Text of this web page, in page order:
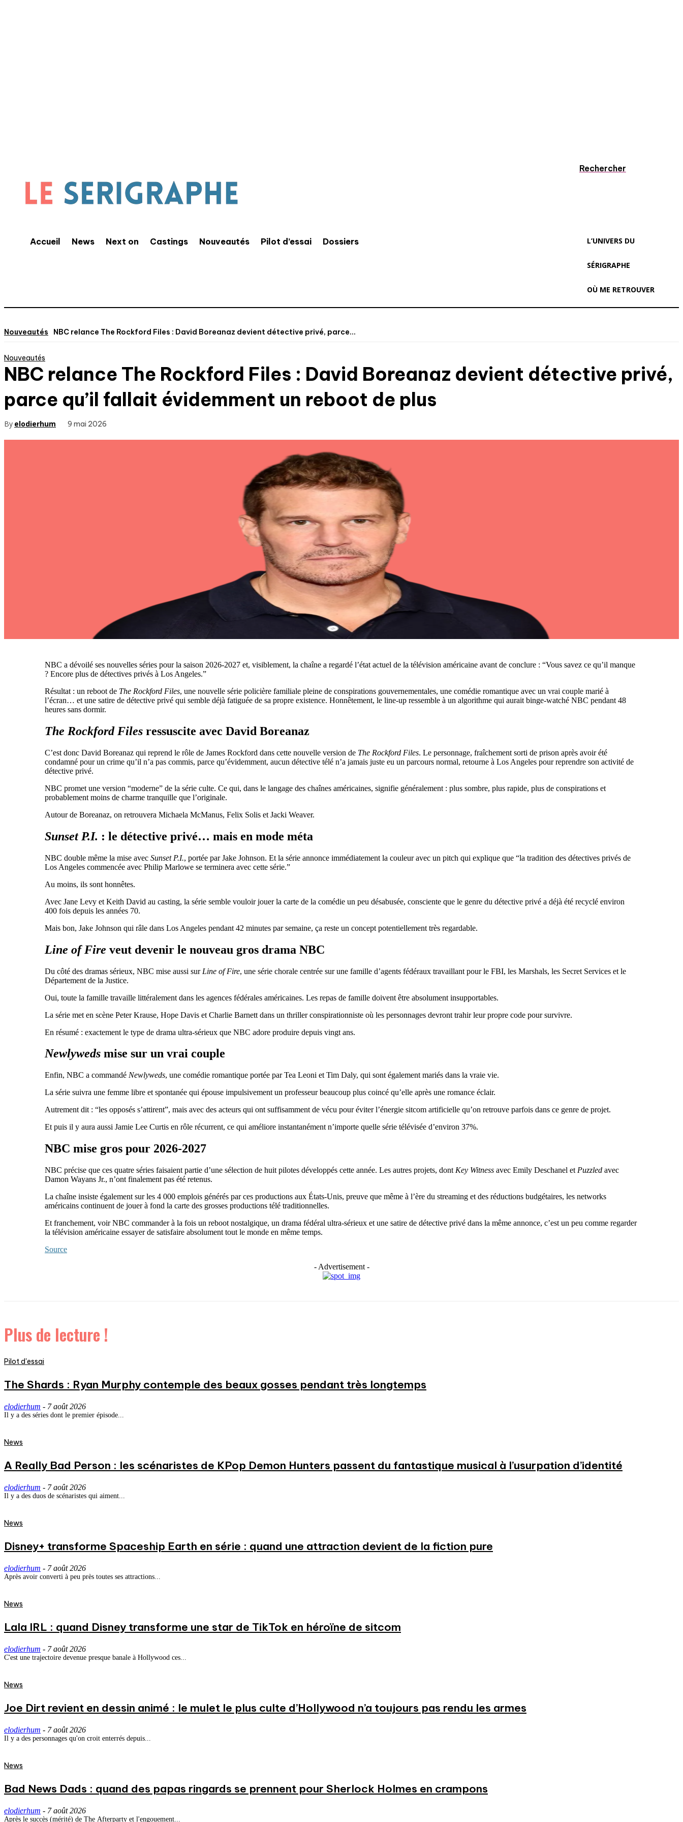
Accueil News Next on Castings Nouveautés Pilot d’essai Dossiers
Rechercher
L’UNIVERS DU
SÉRIGRAPHE
OÙ ME RETROUVER
Nouveautés NBC relance The Rockford Files : David Boreanaz devient détective privé, parce...
Nouveautés
NBC relance The Rockford Files : David Boreanaz devient détective privé,
parce qu’il fallait évidemment un reboot de plus
By elodierhum 9 mai 2026
NBC a dévoilé ses nouvelles séries pour la saison 2026-2027 et, visiblement, la chaîne a regardé l’état actuel de la télévision américaine avant de conclure : “Vous savez ce qu’il manque
? Encore plus de détectives privés à Los Angeles.”
Résultat : un reboot de The Rockford Files, une nouvelle série policière familiale pleine de conspirations gouvernementales, une comédie romantique avec un vrai couple marié à
l’écran… et une satire de détective privé qui semble déjà fatiguée de sa propre existence. Honnêtement, le line-up ressemble à un algorithme qui aurait binge-watché NBC pendant 48
heures sans dormir.
The Rockford Files ressuscite avec David Boreanaz
C’est donc David Boreanaz qui reprend le rôle de James Rockford dans cette nouvelle version de The Rockford Files. Le personnage, fraîchement sorti de prison après avoir été
condamné pour un crime qu’il n’a pas commis, parce qu’évidemment, aucun détective télé n’a jamais juste eu un parcours normal, retourne à Los Angeles pour reprendre son activité de
détective privé.
NBC promet une version “moderne” de la série culte. Ce qui, dans le langage des chaînes américaines, signifie généralement : plus sombre, plus rapide, plus de conspirations et
probablement moins de charme tranquille que l’originale.
Autour de Boreanaz, on retrouvera Michaela McManus, Felix Solis et Jacki Weaver.
Sunset P.I. : le détective privé… mais en mode méta
NBC double même la mise avec Sunset P.I., portée parJake Johnson. Et la série annonce immédiatement la couleur avec un pitch qui explique que “la tradition des détectives privés de
Los Angeles commencée avec Philip Marlowe se terminera avec cette série.”
Au moins, ils sont honnêtes.
Avec Jane Levy et Keith David au casting, la série semble vouloir jouer la carte de la comédie un peu désabusée, consciente que le genre du détective privé a déjà été recyclé environ
400 fois depuis les années 70.
Mais bon, Jake Johnson qui râle dans Los Angeles pendant 42 minutes par semaine, ça reste un concept potentiellement très regardable.
Line of Fire veut devenir le nouveau gros drama NBC
Du côté des dramas sérieux, NBC mise aussi sur Line of Fire, une série chorale centrée sur une famille d’agents fédéraux travaillant pour le FBI, les Marshals, les Secret Services et le
Département de la Justice.
Oui, toute la famille travaille littéralement dans les agences fédérales américaines. Les repas de famille doivent être absolument insupportables.
La série met en scène Peter Krause, Hope Davis et Charlie Barnett dans un thriller conspirationniste où les personnages devront trahir leur propre code pour survivre.
En résumé : exactement le type de drama ultra-sérieux que NBC adore produire depuis vingt ans.
Newlyweds mise sur un vrai couple
Enfin, NBC a commandé Newlyweds, une comédie romantique portée parTea Leoni et Tim Daly, qui sont également mariés dans la vraie vie.
La série suivra une femme libre et spontanée qui épouse impulsivement un professeur beaucoup plus coincé qu’elle après une romance éclair.
Autrement dit : “les opposés s’attirent”, mais avec des acteurs qui ont suffisamment de vécu pour éviter l’énergie sitcom artificielle qu’on retrouve parfois dans ce genre de projet.
Et puis il y aura aussi Jamie Lee Curtis en rôle récurrent, ce qui améliore instantanément n’importe quelle série télévisée d’environ 37%.
NBC mise gros pour 2026-2027
NBC précise que ces quatre séries faisaient partie d’une sélection de huit pilotes développés cette année. Les autres projets, dont Key Witness avec Emily Deschanel et Puzzled avec
Damon Wayans Jr., n’ont finalement pas été retenus.
La chaîne insiste également sur les 4 000 emplois générés par ces productions aux États-Unis, preuve que même à l’ère du streaming et des réductions budgétaires, les networks
américains continuent de jouer à fond la carte des grosses productions télé traditionnelles.
Et franchement, voir NBC commander à la fois un reboot nostalgique, un drama fédéral ultra-sérieux et une satire de détective privé dans la même annonce, c’est un peu comme regarder
la télévision américaine essayer de satisfaire absolument tout le monde en même temps.
Source
- Advertisement -
Plus de lecture !
Pilot d'essai
The Shards : Ryan Murphy contemple des beaux gosses pendant très longtemps
elodierhum - 7 août 2026
Il y a des séries dont le premier épisode...
News
A Really Bad Person : les scénaristes de KPop Demon Hunters passent du fantastique musical à l’usurpation d’identité
elodierhum - 7 août 2026
Il y a des duos de scénaristes qui aiment...
News
Disney+ transforme Spaceship Earth en série : quand une attraction devient de la fiction pure
elodierhum - 7 août 2026
Après avoir converti à peu près toutes ses attractions...
News
Lala IRL : quand Disney transforme une star de TikTok en héroïne de sitcom
elodierhum - 7 août 2026
C'est une trajectoire devenue presque banale à Hollywood ces...
News
Joe Dirt revient en dessin animé : le mulet le plus culte d’Hollywood n’a toujours pas rendu les armes
elodierhum - 7 août 2026
Il y a des personnages qu'on croit enterrés depuis...
News
Bad News Dads : quand des papas ringards se prennent pour Sherlock Holmes en crampons
elodierhum - 7 août 2026
Après le succès (mérité) de The Afterparty et l'engouement...